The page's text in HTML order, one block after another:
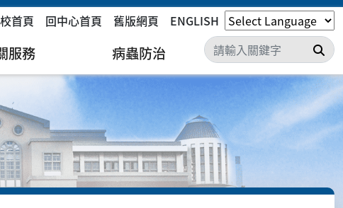
首頁 回中心首頁 舊版網頁 ENGLISH
服務 病蟲防治 搜